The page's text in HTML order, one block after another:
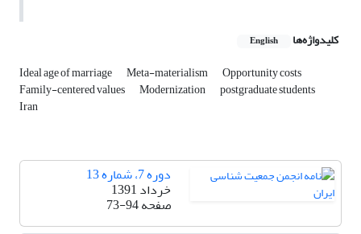
کلیدواژه‌ها English
Ideal age of marriage Meta-materialism Opportunity costs
Family-centered values Modernization postgraduate students
Iran
دوره 7، شماره 13
خرداد 1391
صفحه73-94